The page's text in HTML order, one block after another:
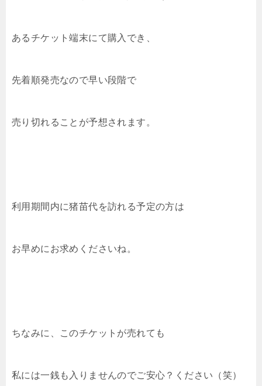
あるチケット端末にて購入でき、
先着順発売なので早い段階で
売り切れることが予想されます。
利用期間内に猪苗代を訪れる予定の方は
お早めにお求めくださいね。
ちなみに、このチケットが売れても
私には一銭も入りませんのでご安心？ください（笑）